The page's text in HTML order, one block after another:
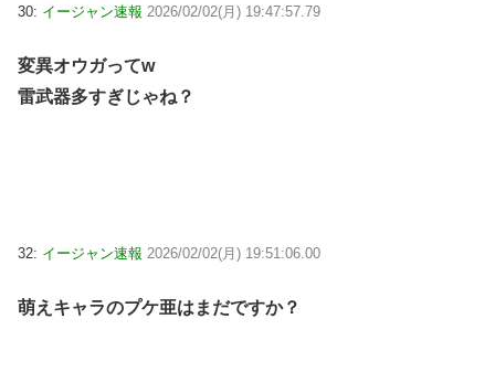
30: イージャン速報 2026/02/02(月) 19:47:57.79
変異オウガってw
雷武器多すぎじゃね？
32: イージャン速報 2026/02/02(月) 19:51:06.00
萌えキャラのプケ亜はまだですか？